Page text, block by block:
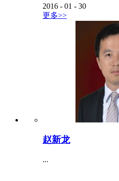
2016 - 01 - 30
更多>>
赵新龙
...